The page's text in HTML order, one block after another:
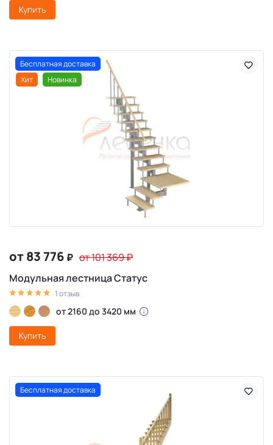
Купить
Бесплатная доставка
Хит
Новинка
от 83 776 ₽ от 101 369₽
Модульная лестница Статус
1 отзыв
от 2160 до 3420 мм
Купить
Бесплатная доставка